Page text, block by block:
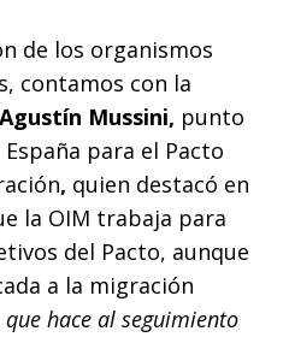
de los organismos
contamos con la
Mussini, punto
para el Pacto
, quien destacó en
la OIM trabaja para
del Pacto, aunque
a la migración
que hace al seguimiento